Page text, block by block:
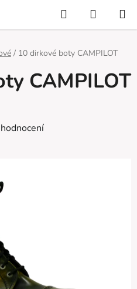
Hledat
KOŠÍK
/ 10 dirkové boty CAMPILOT
CAMPILOT